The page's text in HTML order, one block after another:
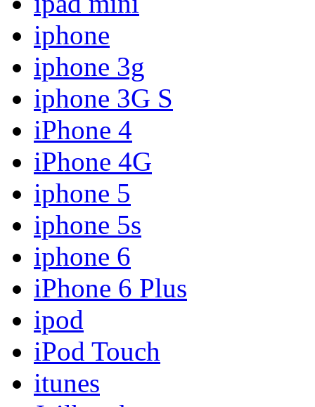
iphone
iphone 3g
iphone 3G S
iPhone 4
iPhone 4G
iphone 5
iphone 5s
iphone 6
iPhone 6 Plus
ipod
iPod Touch
itunes